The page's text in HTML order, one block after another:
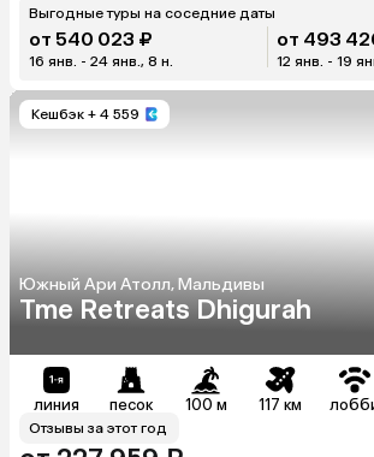
Выгодные туры на соседние даты
от 540 023 ₽
16 янв. - 24 янв., 8 н.
от 493
12 янв. - 19
Кешбэк + 4 559
Южный Ари Атолл, Мальдивы
Tme Retreats Dhigurah
линия песок 100 м 117 км
Отзывы за этот год